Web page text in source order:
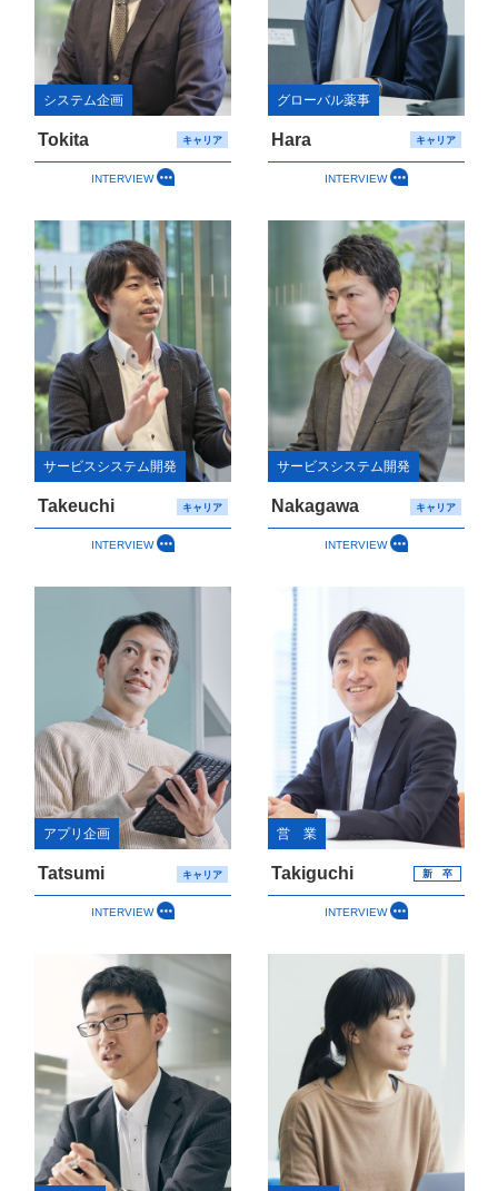
システム企画
Tokita キャリア
INTERVIEW
グローバル薬事
Hara キャリア
INTERVIEW
サービスシステム開発
Takeuchi キャリア
INTERVIEW
サービスシステム開発
Nakagawa キャリア
INTERVIEW
アプリ企画
Tatsumi キャリア
INTERVIEW
営 業
Takiguchi 新 卒
INTERVIEW